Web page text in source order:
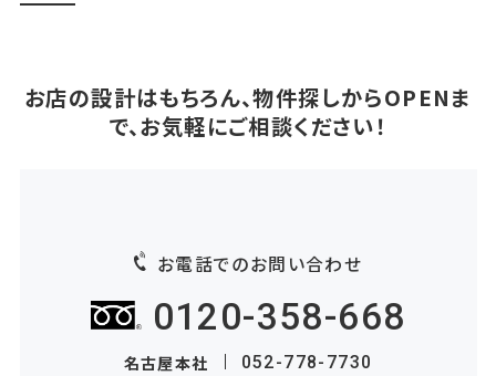
お店の設計はもちろん、物件探しからOPENま
で、お気軽にご相談ください！
お電話でのお問い合わせ
0120-358-668
名古屋本社 052-778-7730